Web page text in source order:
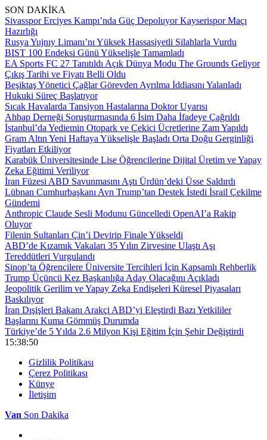
SON DAKİKA
Sivasspor Erciyes Kampı’nda Güç Depoluyor Kayserispor Maçı
Hazırlığı
Rusya Yujnıy Limanı’nı Yüksek Hassasiyetli Silahlarla Vurdu
BIST 100 Endeksi Günü Yükselişle Tamamladı
EA Sports FC 27 Tanıtıldı Açık Dünya Modu The Grounds Geliyor
Çıkış Tarihi ve Fiyatı Belli Oldu
Beşiktaş Yönetici Çağlar Görevden Ayrılma İddiasını Yalanladı
Hukuki Süreç Başlatıyor
Sıcak Havalarda Tansiyon Hastalarına Doktor Uyarısı
Ahbap Derneği Soruşturmasında 6 İsim Daha İfadeye Çağrıldı
İstanbul’da Yediemin Otopark ve Çekici Ücretlerine Zam Yapıldı
Gram Altın Yeni Haftaya Yükselişle Başladı Orta Doğu Gerginliği
Fiyatları Etkiliyor
Karabük Üniversitesinde Lise Öğrencilerine Dijital Üretim ve Yapay
Zeka Eğitimi Veriliyor
İran Füzesi ABD Savunmasını Aştı Ürdün’deki Üsse Saldırdı
Lübnan Cumhurbaşkanı Avn Trump’tan Destek İstedi İsrail Çekilme
Gündemi
Anthropic Claude Sesli Modunu Güncelledi OpenAI’a Rakip
Oluyor
Filenin Sultanları Çin’i Devirip Finale Yükseldi
ABD’de Kızamık Vakaları 35 Yılın Zirvesine Ulaştı Aşı
Tereddütleri Vurgulandı
Sinop’ta Öğrencilere Üniversite Tercihleri İçin Kapsamlı Rehberlik
Trump Üçüncü Kez Başkanlığa Aday Olacağını Açıkladı
Jeopolitik Gerilim ve Yapay Zeka Endişeleri Küresel Piyasaları
Baskılıyor
İran Dışişleri Bakanı Arakçi ABD’yi Eleştirdi Bazı Yetkililer
Başlarını Kuma Gömmüş Durumda
Türkiye’de 5 Yılda 2.6 Milyon Kişi Eğitim İçin Şehir Değiştirdi
15:38:51
Gizlilik Politikası
Çerez Politikası
Künye
İletişim
Van Son Dakika